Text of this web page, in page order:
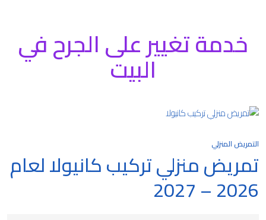
خدمة تغيير على الجرح في
البيت
التمريض المنزلي
تمريض منزلي تركيب كانيولا لعام
2026 – 2027